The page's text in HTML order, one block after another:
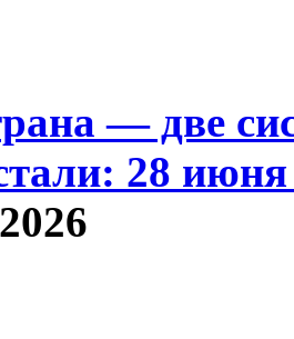
— две
28